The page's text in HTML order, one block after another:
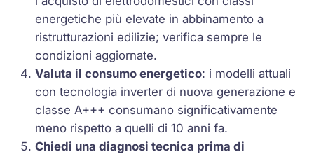
energetiche più elevate in abbinamento a
ristrutturazioni edilizie; verifica sempre le
condizioni aggiornate.
Valuta il consumo energetico: i modelli attuali
con tecnologia inverter di nuova generazione e
classe A+++ consumano significativamente
meno rispetto a quelli di 10 anni fa.
Chiedi una diagnosi tecnica prima di